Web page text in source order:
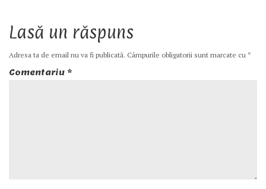
Lasă un răspuns
Adresa ta de email nu va fi publicată. Câmpurile obligatorii sunt marcate cu *
Comentariu *